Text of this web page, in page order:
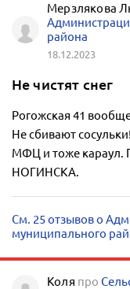
Мерзлякова
района
18.12.2023
Не чистят снег
Рогожская 41
Не сбивают
МФЦ и тоже
НОГИНСКА.
См. 25 отзывов о
муниципального
Коля про